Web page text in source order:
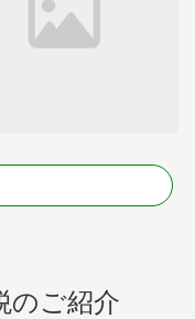
のご紹介